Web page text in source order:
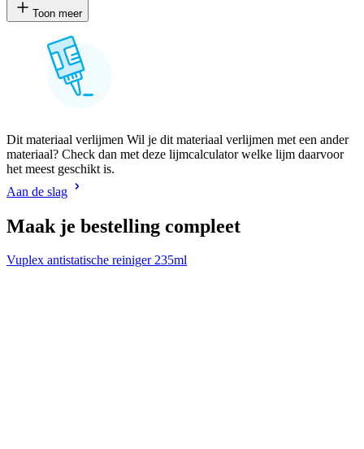
Toon meer
Dit materiaal verlijmen Wil je dit materiaal verlijmen met een ander
materiaal? Check dan met deze lijmcalculator welke lijm daarvoor
het meest geschikt is.
Aan de slag
Maak je bestelling compleet
Vuplex antistatische reiniger 235ml